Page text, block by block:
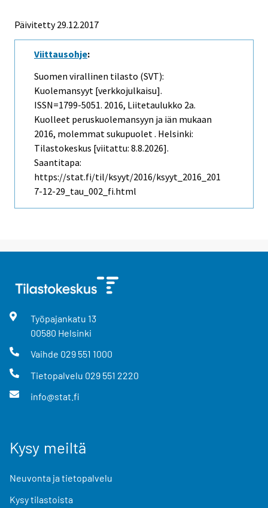
Päivitetty 29.12.2017
Viittausohje:
Suomen virallinen tilasto (SVT):
Kuolemansyyt [verkkojulkaisu].
ISSN=1799-5051. 2016, Liitetaulukko 2a.
Kuolleet peruskuolemansyyn ja iän mukaan
2016, molemmat sukupuolet . Helsinki:
Tilastokeskus [viitattu: 8.8.2026].
Saantitapa:
https://stat.fi/til/ksyyt/2016/ksyyt_2016_201
7-12-29_tau_002_fi.html
Työpajankatu 13
00580 Helsinki
Vaihde 029 551 1000
Tietopalvelu 029 551 2220
info@stat.fi
Kysy meiltä
Neuvonta ja tietopalvelu
Kysy tilastoista